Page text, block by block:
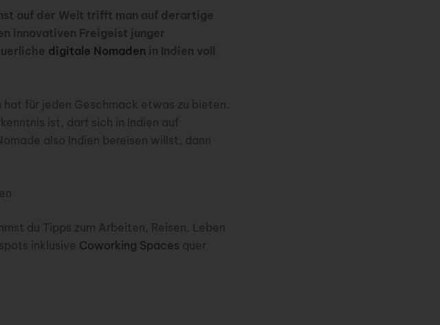
auf der Welt trifft man auf derartige
innovativen Freigeist junger
digitale Nomaden in Indien voll
für jeden Geschmack etwas zu bieten.
ist, darf sich in Indien auf
also Indien bereisen willst, dann
du Tipps zum Arbeiten, Reisen, Leben
inklusive Coworking Spaces quer